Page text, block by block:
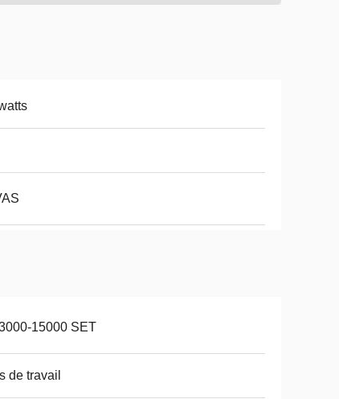
15000 SET
de travail